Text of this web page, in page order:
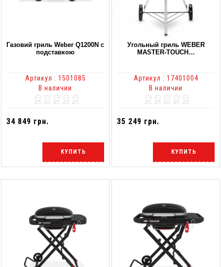
Газовий гриль Weber Q1200N с
подставкою
Артикул : 1501085
В наличии
34 849 грн.
КУПИТЬ
Угольный гриль WEBER
MASTER-TOUCH…
Артикул : 17401004
В наличии
35 249 грн.
КУПИТЬ